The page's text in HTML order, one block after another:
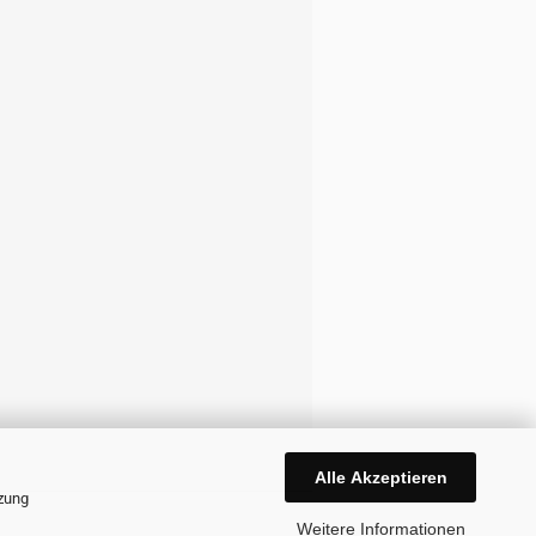
Alle Akzeptieren
Weitere Informationen